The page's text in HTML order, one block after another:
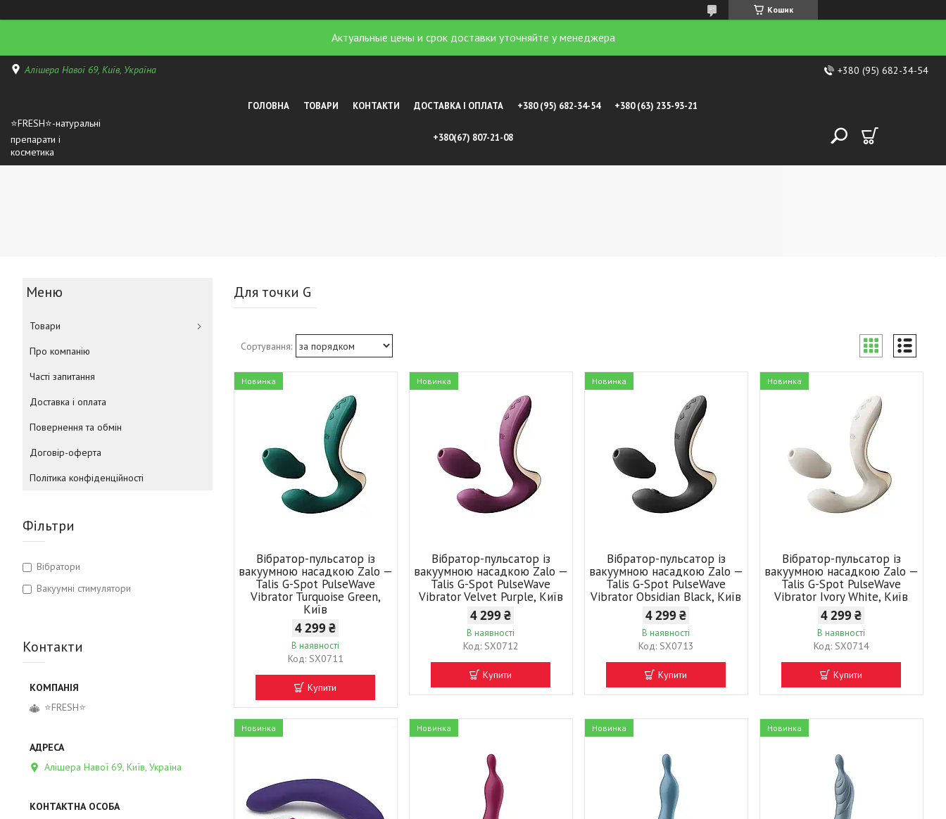
Кошик
Актуальные цены и срок доставки уточняйте у менеджера
Алішера Навої 69, Київ, Україна +380 (95) 682-34-54
⭐FRESH⭐-натуральні
препарати і
косметика
ГОЛОВНА ТОВАРИ КОНТАКТИ ДОСТАВКА І ОПЛАТА +380 (95) 682-34-54 +380 (63) 235-93-21
+380(67) 807-21-08
Для точки G
Новинка
Вібратор-пульсатор із
вакуумною насадкою Zalo —
Talis G-Spot PulseWave
Vibrator Turquoise Green,
Київ
4 299 ₴
В наявності
SX0711
Купити
Новинка
Вібратор-пульсатор із
вакуумною насадкою Zalo —
Talis G-Spot PulseWave
Vibrator Velvet Purple, Київ
4 299 ₴
В наявності
SX0712
Купити
Новинка
Вібратор-пульсатор із
вакуумною насадкою Zalo —
Talis G-Spot PulseWave
Vibrator Obsidian Black, Київ
4 299 ₴
В наявності
SX0713
Купити
Новинка
Вібратор-пульсатор із
вакуумною насадкою Zalo —
Talis G-Spot PulseWave
Vibrator Ivory White, Київ
4 299 ₴
В наявності
SX0714
Купити
Новинка Новинка Новинка Новинка
Товари
Про компанію
Часті запитання
Доставка і оплата
Повернення та обмін
Договір-оферта
Політика конфіденційності
Фільтри
Вібратори
Вакуумні стимулятори
Контакти
⭐FRESH⭐
Алішера Навої 69, Київ, Україна